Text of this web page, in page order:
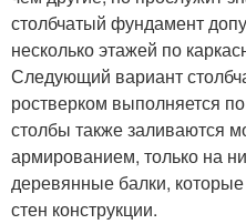
столбчатый фундамент
несколько этажей по
Следующий вариант
ростверком выполняется
столбы также заливаются
армированием, только на
деревянные балки,
стен конструкции.